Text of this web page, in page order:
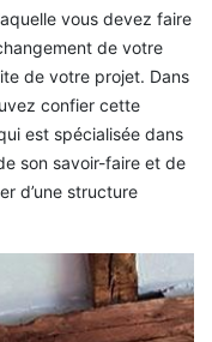
vous devez faire
de votre
de votre projet. Dans
confier cette
est spécialisée dans
son savoir-faire et de
d’une structure